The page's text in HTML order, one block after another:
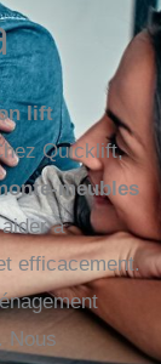
lift
Quicklift,
meubles
à
efficacement.
Nous